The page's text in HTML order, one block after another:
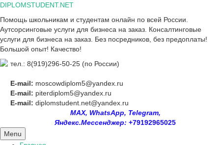
Skip
content
DIPLOMSTUDENT.NET
Помощь школьникам и студентам онлайн по всей России.
Аутсорсинговые услуги для бизнеса на заказ. Консалтинговые
услуги для бизнеса на заказ. Без посредников, без предоплаты!
Большой опыт! Качество!
тел.: 8(919)296-50-25 (по России)
E-mail: moscowdiplom5@yandex.ru
E-mail: piterdiplom5@yandex.ru
E-mail: diplomstudent.net@yandex.ru
MAX, WhatsApp, Telegram,
Яндекс.Мессенджер: +79192965025
Menu